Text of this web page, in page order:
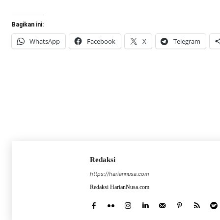
Bagikan ini:
WhatsApp Facebook X Telegram
Redaksi
https://hariannusa.com
Redaksi HarianNusa.com